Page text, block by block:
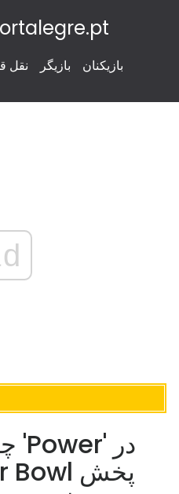
نقل بازیگر بازیکنان